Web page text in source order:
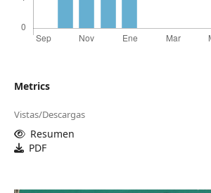
Metrics
Vistas/Descargas
Resumen
PDF